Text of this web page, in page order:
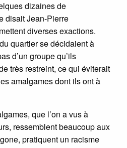
dizaines de
disait Jean-Pierre
diverses exactions.
quartier se décidaient à
d’un groupe qu’ils
très restreint, ce qui éviterait
amalgames dont ils ont à
que l’on a vus à
ressemblent beaucoup aux
pratiquent un racisme